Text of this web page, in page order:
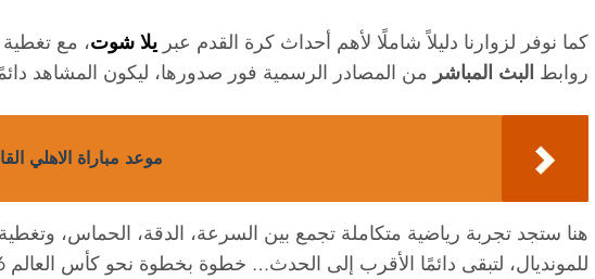
كما نوفر لزوارنا دليلاً شاملًا لأهم أحداث كرة القدم عبريلا شوت، مع
روابط البث المباشر من المصادر الرسمية فور صدورها، ليكون المشاهد
موعد مباراة الاهلي
هنا ستجد تجربة رياضية متكاملة تجمع بين السرعة، الدقة، الحماس،
للمونديال، لتبقى دائمًا الأقرب إلى الحدث… خطوة بخطوة نحو كأس العالم 2026.